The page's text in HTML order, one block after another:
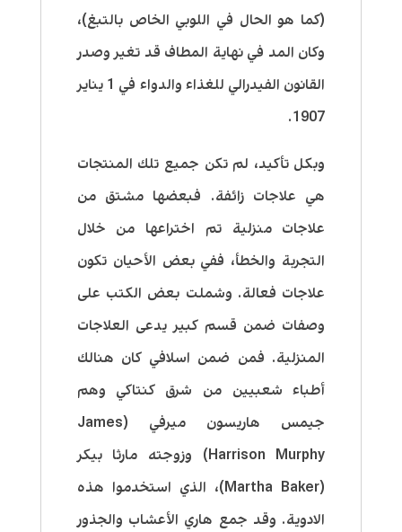
(كما هو الحال في اللوبي الخاص بالتبغ)،
وكان المد في نهاية المطاف قد تغير وصدر
القانون الفيدرالي للغذاء والدواء في 1 يناير
1907.
وبكل تأكيد، لم تكن جميع تلك المنتجات
هي علاجات زائفة. فبعضها مشتق من
علاجات منزلية تم اختراعها من خلال
التجربة والخطأ، ففي بعض الأحيان تكون
علاجات فعالة. وشملت بعض الكتب على
وصفات ضمن قسم كبير يدعى العلاجات
المنزلية. فمن ضمن اسلافي كان هنالك
أطباء شعبيين من شرق كنتاكي وهم
جيمس هاريسون ميرفي (James
Harrison Murphy) وزوجته مارثا بيكر
(Martha Baker)، الذي استخدموا هذه
الادوية. وقد جمع هاري الأعشاب والجذور